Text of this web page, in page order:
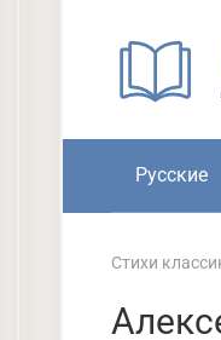
Русские
Стихи